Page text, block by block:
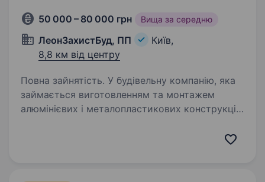
50 000 – 80 000 грн Вища за середню
ЛеонЗахистБуд, ПП
Київ,
8,8 км від центру
Повна зайнятість. У будівельну компанію, яка
займається виготовленням та монтажем
алюмінієвих і металопластикових конструкцій,